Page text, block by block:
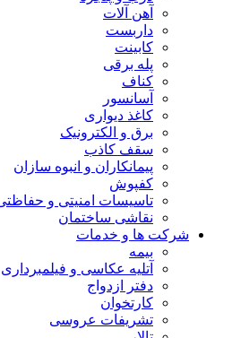
آهن آلات
داربست
کابینت
پله برقی
کناف
آسانسور
کاغذ دیواری
برق و الکترونیک
سقف کاذب
پیمانکاران و انبوه سازان
کفپوش
تاسیسات امنیتی و حفاظتی
نقاشی ساختمان
شرکت ها و خدمات
بیمه
آتلیه عکاسی و فیلمبرداری
دفتر ازدواج
کارتخوان
تشریفات عروسی